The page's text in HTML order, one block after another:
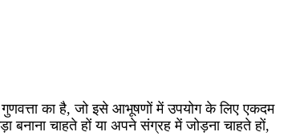
का है, जो इसे आभूषणों में उपयोग के लिए एकदम
बनाना चाहते हों या अपने संग्रह में जोड़ना चाहते हों,